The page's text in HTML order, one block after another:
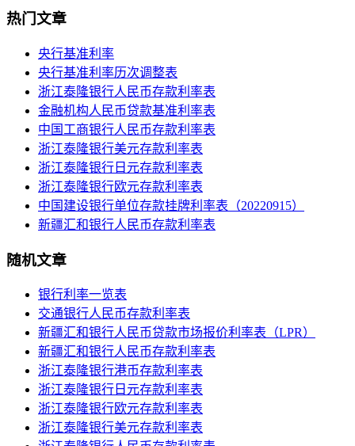
热门文章
央行基准利率
央行基准利率历次调整表
浙江泰隆银行人民币存款利率表
金融机构人民币贷款基准利率表
中国工商银行人民币存款利率表
浙江泰隆银行美元存款利率表
浙江泰隆银行日元存款利率表
浙江泰隆银行欧元存款利率表
中国建设银行单位存款挂牌利率表（20220915）
新疆汇和银行人民币存款利率表
随机文章
银行利率一览表
交通银行人民币存款利率表
新疆汇和银行人民币贷款市场报价利率表（LPR）
新疆汇和银行人民币存款利率表
浙江泰隆银行港币存款利率表
浙江泰隆银行日元存款利率表
浙江泰隆银行欧元存款利率表
浙江泰隆银行美元存款利率表